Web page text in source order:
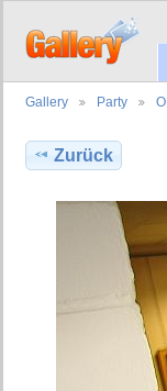
Gallery Party
Zurück